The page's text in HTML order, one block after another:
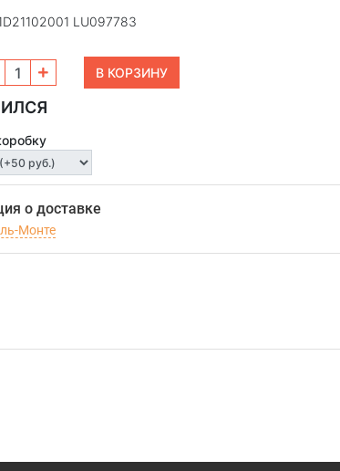
LU097783
о доставке
Монте